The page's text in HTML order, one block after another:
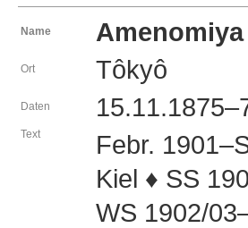
Name
Ort Tôkyô
Daten
Text
Febr.
Kiel ♦ SS
WS 1902/